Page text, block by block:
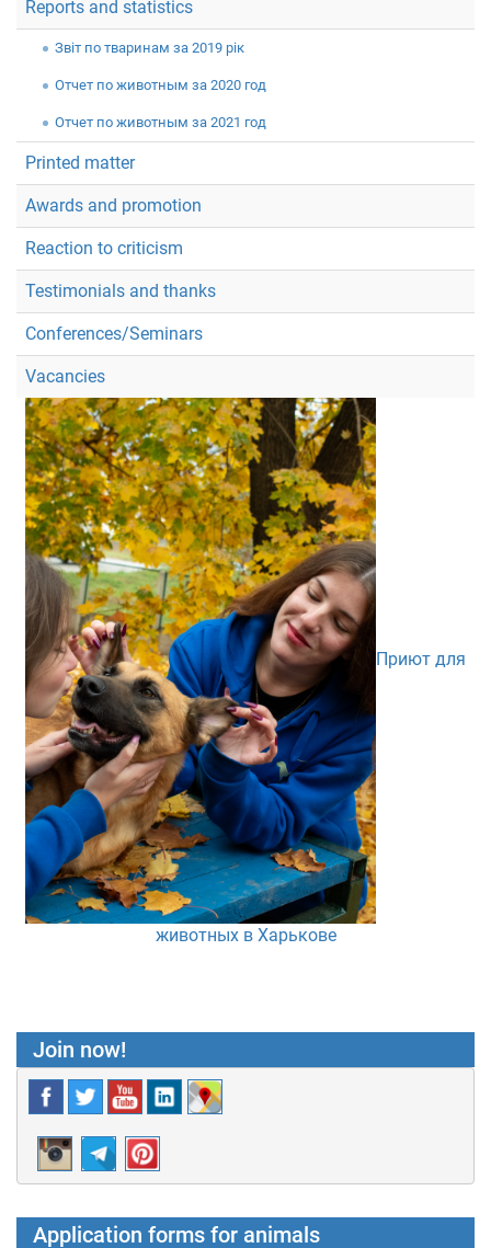
Reports and statistics
Звiт по тваринам за 2019 рік
Отчет по животным за 2020 год
Отчет по животным за 2021 год
Printed matter
Awards and promotion
Reaction to criticism
Testimonials and thanks
Conferences/Seminars
Vacancies
Приют для
животных в Харькове
Join now!
Application forms for animals